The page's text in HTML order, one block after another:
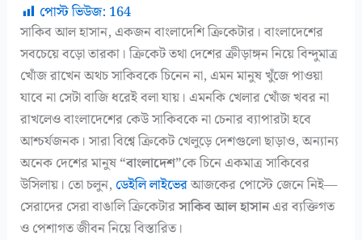
পোস্ট ভিউজ: 164
সাকিব আল হাসান, একজন বাংলাদেশি ক্রিকেটার। বাংলাদেশের
সবচেয়ে বড়ো তারকা। ক্রিকেট তথা দেশের ক্রীড়াঙ্গন নিয়ে বিন্দুমাত্র
খোঁজ রাখেন অথচ সাকিবকে চিনেন না, এমন মানুষ খুঁজে পাওয়া
যাবে না সেটা বাজি ধরেই বলা যায়। এমনকি খেলার খোঁজ খবর না
রাখলেও বাংলাদেশের কেউ সাকিবকে না চেনার ব্যাপারটা হবে
আশ্চর্যজনক। সারা বিশ্বে ক্রিকেট খেলুড়ে দেশগুলো ছাড়াও, অন্যান্য
অনেক দেশের মানুষ“বাংলাদেশ”কে চিনে একমাত্র সাকিবের
উসিলায়। তো চলুন, ডেইলি লাইভেরআজকের পোস্টে জেনে নিই—
সেরাদের সেরা বাঙালি ক্রিকেটারসাকিব আল হাসানএর ব্যক্তিগত
ও পেশাগত জীবন নিয়ে বিস্তারিত।